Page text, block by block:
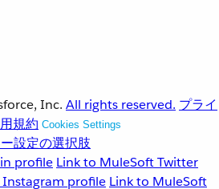
Inc. All rights reserved. プライ
規約 Cookies Settings
設定の選択肢
profile Link to MuleSoft Twitter
profile Link to MuleSoft